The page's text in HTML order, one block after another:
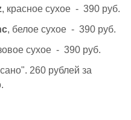
, красное сухое - 390 руб.
, белое сухое - 390 руб.
сухое - 390 руб.
260 рублей за